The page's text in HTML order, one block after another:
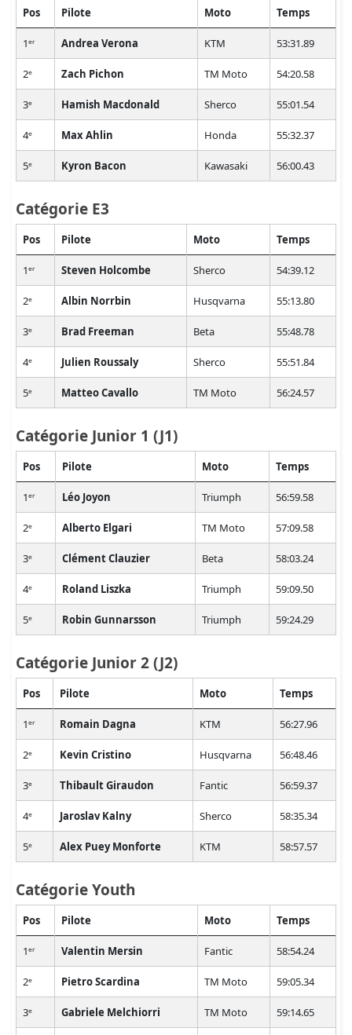
Pos Pilote Moto Temps
1ᵉʳ Andrea Verona KTM 53:31.89
2ᵉ Zach Pichon TM Moto 54:20.58
3ᵉ Hamish Macdonald Sherco 55:01.54
4ᵉ Max Ahlin Honda 55:32.37
5ᵉ Kyron Bacon Kawasaki 56:00.43
Catégorie E3
Pos Pilote Moto Temps
1ᵉʳ Steven Holcombe Sherco 54:39.12
2ᵉ Albin Norrbin Husqvarna 55:13.80
3ᵉ Brad Freeman Beta 55:48.78
4ᵉ Julien Roussaly Sherco 55:51.84
5ᵉ Matteo Cavallo TM Moto 56:24.57
Catégorie Junior 1 (J1)
Pos Pilote Moto Temps
1ᵉʳ Léo Joyon Triumph 56:59.58
2ᵉ Alberto Elgari TM Moto 57:09.58
3ᵉ Clément Clauzier Beta 58:03.24
4ᵉ Roland Liszka Triumph 59:09.50
5ᵉ Robin Gunnarsson Triumph 59:24.29
Catégorie Junior 2 (J2)
Pos Pilote Moto Temps
1ᵉʳ Romain Dagna KTM 56:27.96
2ᵉ Kevin Cristino Husqvarna 56:48.46
3ᵉ Thibault Giraudon Fantic 56:59.37
4ᵉ Jaroslav Kalny Sherco 58:35.34
5ᵉ Alex Puey Monforte KTM 58:57.57
Catégorie Youth
Pos Pilote Moto Temps
1ᵉʳ Valentin Mersin Fantic 58:54.24
2ᵉ Pietro Scardina TM Moto 59:05.34
3ᵉ Gabriele Melchiorri TM Moto 59:14.65